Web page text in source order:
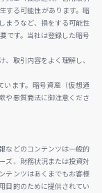
する可能性があります。暗
まうなど、損をする可能性
です。当社は登録した暗号
取引内容をよく理解し、
います。暗号資産（仮想通
や悪質商法に御注意くださ
などのコンテンツは一般的
ズ、財務状況または投資対
テンツはあくまでもお客様
目的のために提供されてい